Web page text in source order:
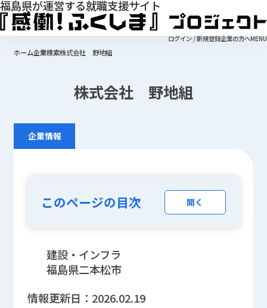
福島県が運営する就職支援サイト
ログイン / 新規登録企業の方へMENU
ホーム企業検索株式会社 野地組
株式会社 野地組
企業情報
このページの目次 開く
建設・インフラ
福島県二本松市
情報更新日： 2026.02.19